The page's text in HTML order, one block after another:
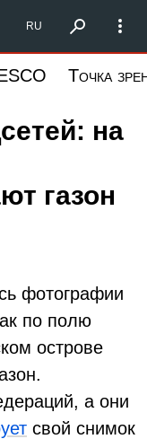
Запад
RU
Точка
на
газон
фотографии
по полю
острове
а они
свой снимок